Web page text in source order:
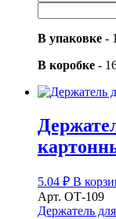
В упаковке -
В коробке -
5.04 ₽ В
Арт. ОТ-109
Держатель